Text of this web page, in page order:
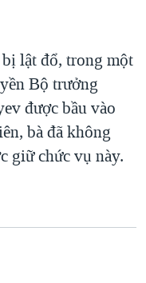
lật đổ, trong một
Bộ trưởng
được bầu vào
bà đã không
giữ chức vụ này.